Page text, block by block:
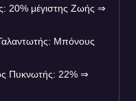
20% μέγιστης Ζωής ⇒
Μπόνους
Πυκνωτής: 22% ⇒